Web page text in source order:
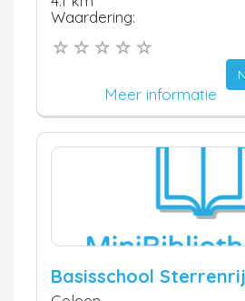
Waardering:
Meer informatie
Basisschool